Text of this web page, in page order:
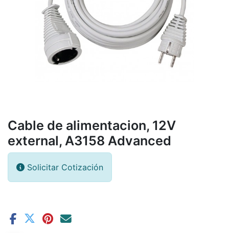
Cable de alimentacion, 12V
external, A3158 Advanced
Solicitar Cotización